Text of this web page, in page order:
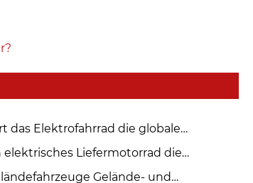
das Elektrofahrrad die globale
elektrisches Liefermotorrad die
verändern?
Gelände- und